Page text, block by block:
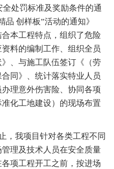
处罚标准及奖励条件的通
创样板”活动的通知》
本工程特点，组织了危险
料的编制工作、组织全员
、与施工队伍签订《（劳
同》、统计落实特业人员
理意外伤害险、协同各项
化工地建设）的现场布置
，我项目针对各类工程不同
理及技术人员在安全质量
项工程开工之前，按进场